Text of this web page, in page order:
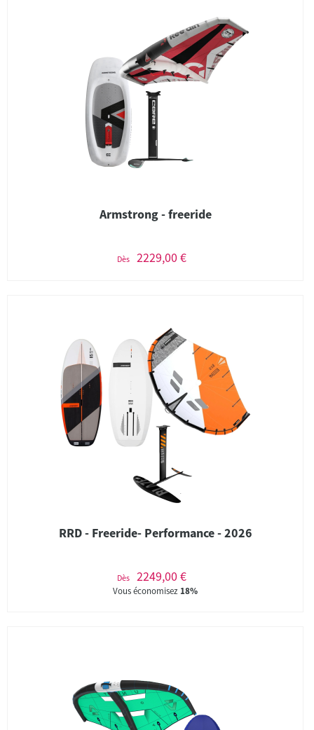
Armstrong - freeride
Dès 2229,00 €
RRD - Freeride- Performance - 2026
Dès 2249,00 €
Vous économisez 18%